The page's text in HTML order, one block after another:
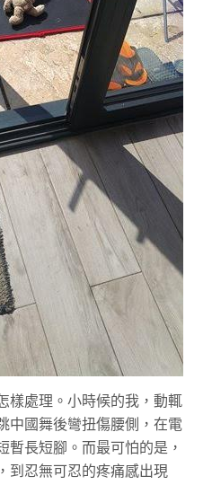
樣處理。小時候的我，動輒
中國舞後彎扭傷腰側，在電
暫長短腳。而最可怕的是，
到忍無可忍的疼痛感出現